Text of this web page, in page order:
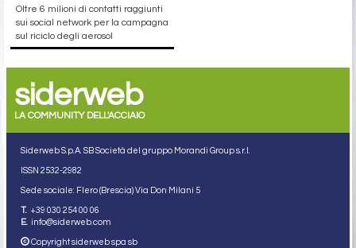
Oltre 6 milioni di contatti raggiunti
sui social network per la campagna
sul riciclo degli aerosol
siderweb
LA COMMUNITY DELL'ACCIAIO
Siderweb S.p.A. SB Società del gruppo Morandi Group s.r.l.
ISSN 2532-2982
Sede sociale: Flero (Brescia) Via Don Milani 5
T. +39 030 254 00 06
E. info@siderweb.com
Copyright siderweb spa sb